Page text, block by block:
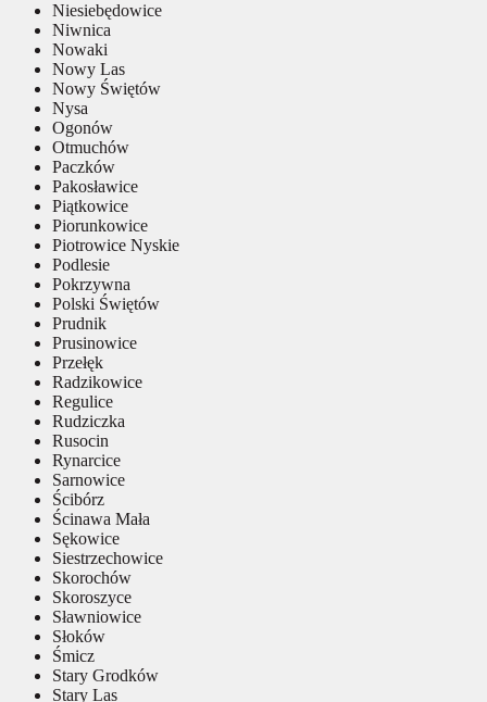
Niesiebędowice
Niwnica
Nowaki
Nowy Las
Nowy Świętów
Nysa
Ogonów
Otmuchów
Paczków
Pakosławice
Piątkowice
Piorunkowice
Piotrowice Nyskie
Podlesie
Pokrzywna
Polski Świętów
Prudnik
Prusinowice
Przełęk
Radzikowice
Regulice
Rudziczka
Rusocin
Rynarcice
Sarnowice
Ścibórz
Ścinawa Mała
Sękowice
Siestrzechowice
Skorochów
Skoroszyce
Sławniowice
Słoków
Śmicz
Stary Grodków
Stary Las